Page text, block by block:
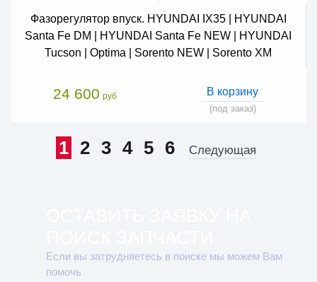
Фазорегулятор впуск. HYUNDAI IX35 | HYUNDAI
Santa Fe DM | HYUNDAI Santa Fe NEW | HYUNDAI
Tucson | Optima | Sorento NEW | Sorento XM
24 600 руб В корзину
(под заказ)
1 2 3 4 5 6 Следующая
Если вы затрудняетесь в поиске мы можем Вам
помочь